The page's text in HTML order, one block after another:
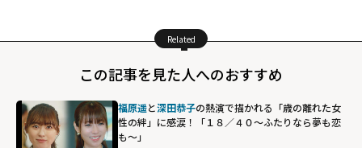
Related
この記事を見た人へのおすすめ
福原遥と深田恭子の熱演で描かれる「歳の離れた女
性の絆」に感涙！「１８／４０～ふたりなら夢も恋
も～」